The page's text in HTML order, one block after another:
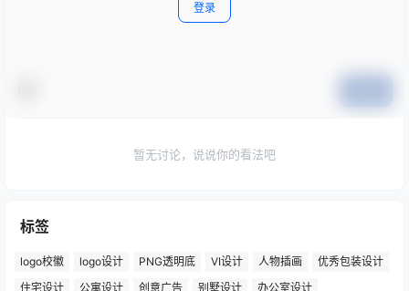
登录
暂无讨论，说说你的看法吧
标签
logo校徽 logo设计 PNG透明底 VI设计 人物插画
优秀包装设计
住宅设计
公寓设计 创意广告 别墅设计 办公室设计